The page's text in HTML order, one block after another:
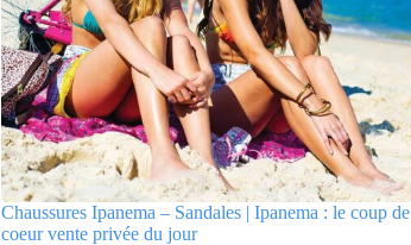
Chaussures Ipanema – Sandales | Ipanema : le coup de
coeur vente privée du jour